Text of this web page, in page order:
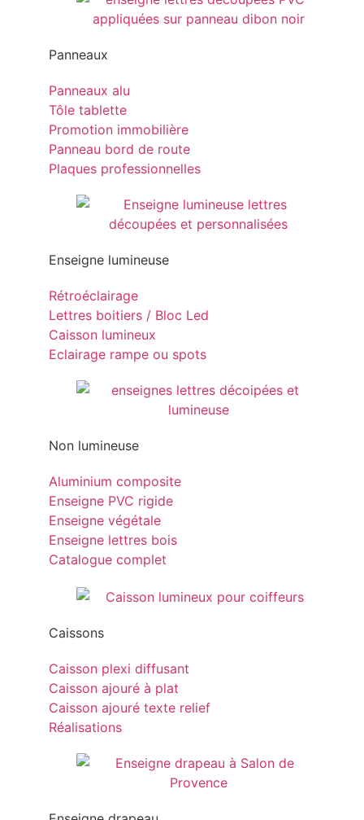
Panneaux
Panneaux alu
Tôle tablette
Promotion immobilière
Panneau bord de route
Plaques professionnelles
Enseigne lumineuse
Rétroéclairage
Lettres boitiers / Bloc Led
Caisson lumineux
Eclairage rampe ou spots
Non lumineuse
Aluminium composite
Enseigne PVC rigide
Enseigne végétale
Enseigne lettres bois
Catalogue complet
Caissons
Caisson plexi diffusant
Caisson ajouré à plat
Caisson ajouré texte relief
Réalisations